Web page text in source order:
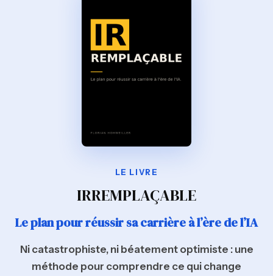
LE LIVRE
IRREMPLAÇABLE
Le plan pour réussir sa carrière à l’ère de l’IA
Ni catastrophiste, ni béatement optimiste : une
méthode pour comprendre ce qui change